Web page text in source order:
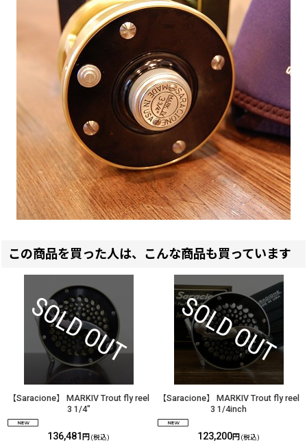
この商品を買った人は、こんな商品も買っています
【Saracione】 MARKIV Trout fly reel
3 1/4"
136,481 円 (税込)
【Saracione】 MARKIV Trout fly reel
3 1/4inch
123,200円 (税込)